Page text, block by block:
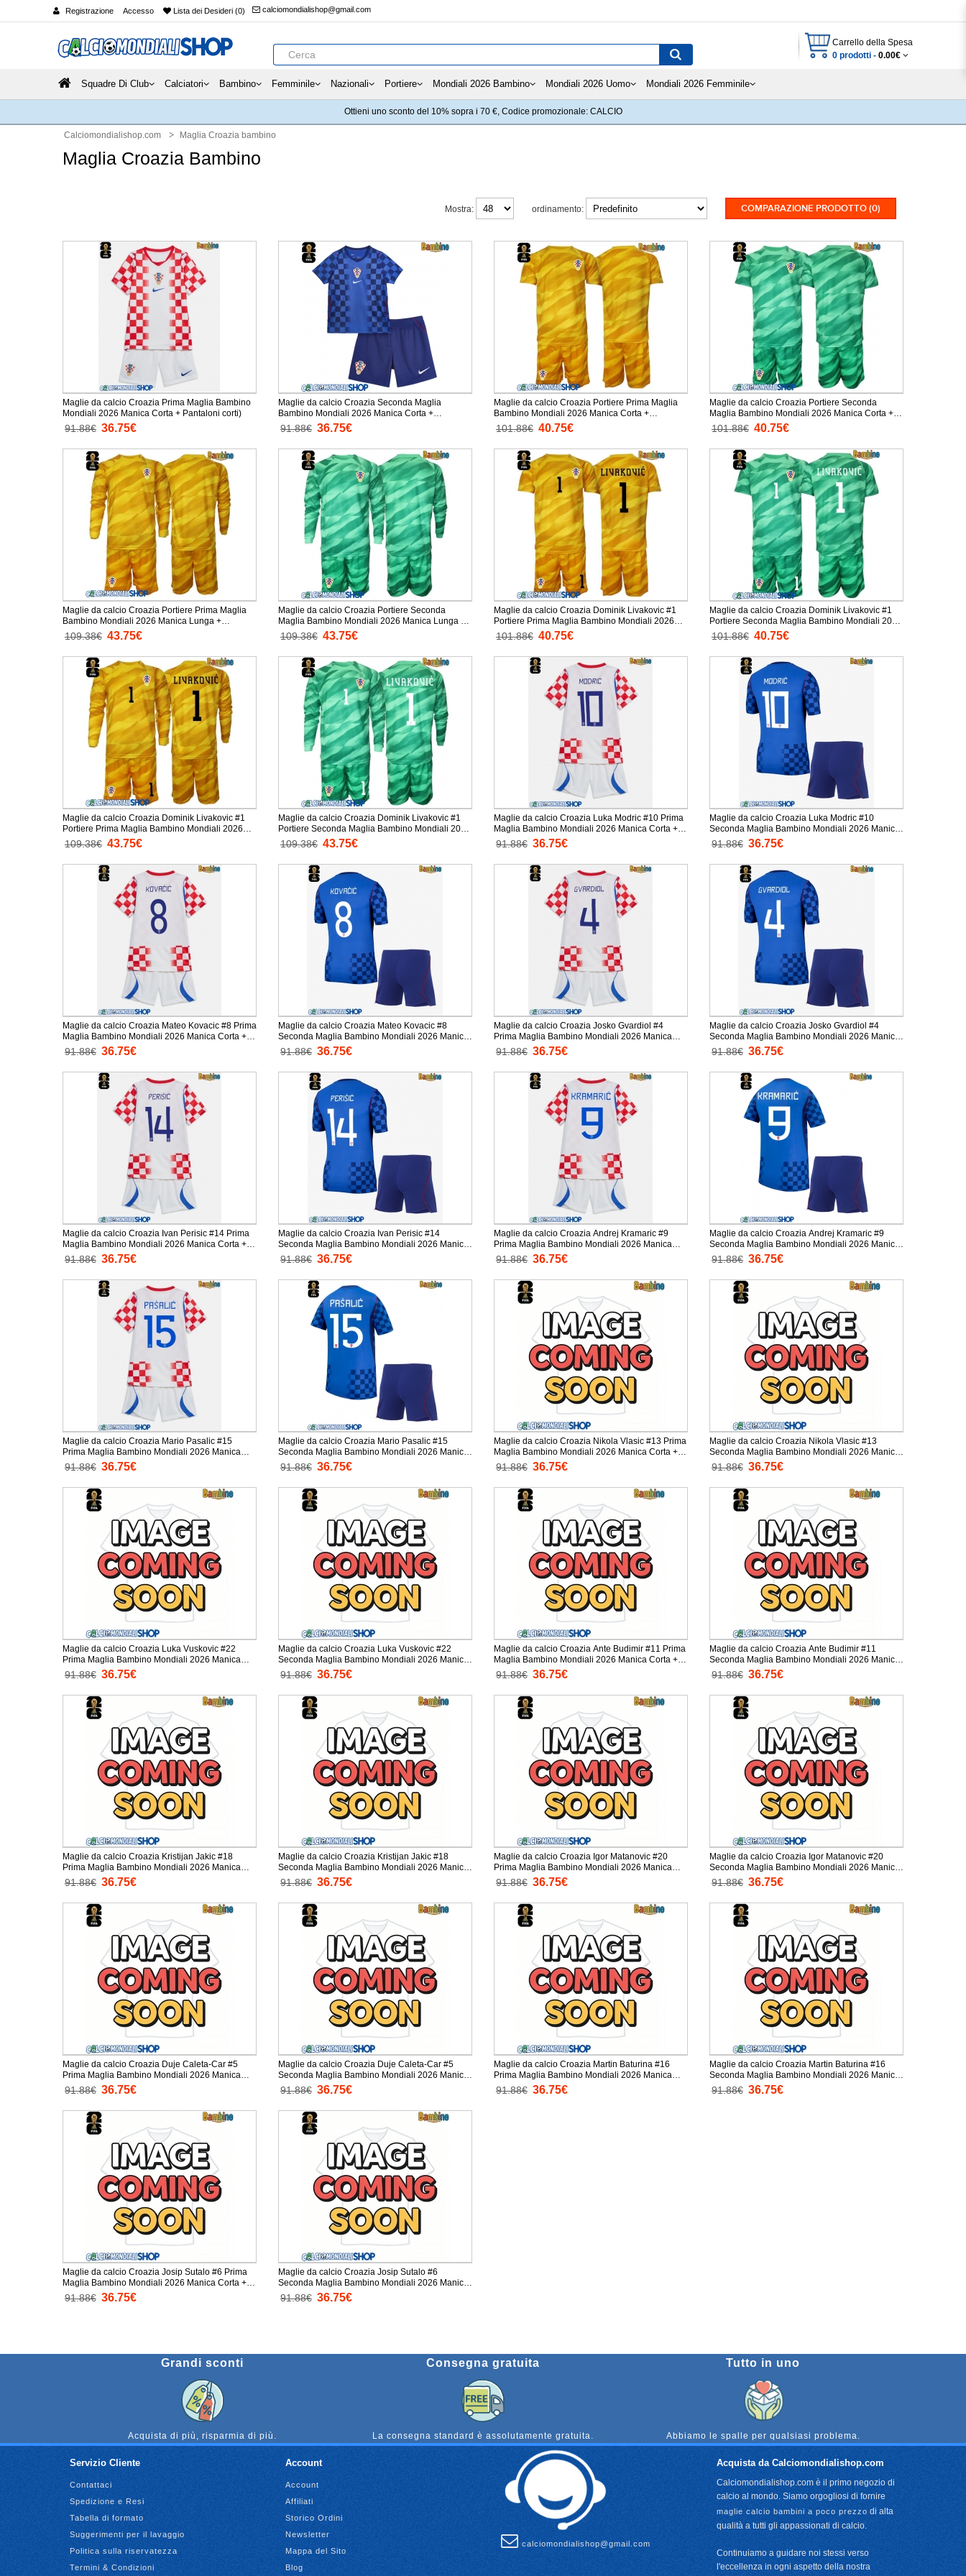
Registrazione Accesso Lista dei Desideri (0) calciomondialishop@gmail.com
Carrello della Spesa
0 prodotti - 0.00€
Squadre Di Club Calciatori Bambino Femminile Nazionali Portiere Mondiali 2026 Bambino Mondiali 2026 Uomo Mondiali 2026 Femminile
Ottieni uno sconto del 10% sopra i 70 €, Codice promozionale: CALCIO
Calciomondialishop.com Maglia Croazia bambino
Maglia Croazia Bambino
COMPARAZIONE PRODOTTO (0)
ordinamento:
Mostra:
Maglie da calcio Croazia Prima Maglia Bambino
Mondiali 2026 Manica Corta + Pantaloni corti)
91.88€ 36.75€
Maglie da calcio Croazia Seconda Maglia
Bambino Mondiali 2026 Manica Corta +
Pantaloni corti)
91.88€ 36.75€
Maglie da calcio Croazia Portiere Prima Maglia
Bambino Mondiali 2026 Manica Corta +
Pantaloni corti)
101.88€ 40.75€
Maglie da calcio Croazia Portiere Seconda
Maglia Bambino Mondiali 2026 Manica Corta +
Pantaloni corti)
101.88€ 40.75€
Maglie da calcio Croazia Portiere Prima Maglia
Bambino Mondiali 2026 Manica Lunga +
Pantaloni corti)
109.38€ 43.75€
Maglie da calcio Croazia Portiere Seconda
Maglia Bambino Mondiali 2026 Manica Lunga +
Pantaloni corti)
109.38€ 43.75€
Maglie da calcio Croazia Dominik Livakovic #1
Portiere Prima Maglia Bambino Mondiali 2026
Manica Corta + Pantaloni corti)
101.88€ 40.75€
Maglie da calcio Croazia Dominik Livakovic #1
Portiere Seconda Maglia Bambino Mondiali 2026
Manica Corta + Pantaloni corti)
101.88€ 40.75€
Maglie da calcio Croazia Dominik Livakovic #1
Portiere Prima Maglia Bambino Mondiali 2026
Manica Lunga + Pantaloni corti)
109.38€ 43.75€
Maglie da calcio Croazia Dominik Livakovic #1
Portiere Seconda Maglia Bambino Mondiali 2026
Manica Lunga + Pantaloni corti)
109.38€ 43.75€
Maglie da calcio Croazia Luka Modric #10 Prima
Maglia Bambino Mondiali 2026 Manica Corta +
Pantaloni corti)
91.88€ 36.75€
Maglie da calcio Croazia Luka Modric #10
Seconda Maglia Bambino Mondiali 2026 Manica
Corta + Pantaloni corti)
91.88€ 36.75€
Maglie da calcio Croazia Mateo Kovacic #8 Prima
Maglia Bambino Mondiali 2026 Manica Corta +
Pantaloni corti)
91.88€ 36.75€
Maglie da calcio Croazia Mateo Kovacic #8
Seconda Maglia Bambino Mondiali 2026 Manica
Corta + Pantaloni corti)
91.88€ 36.75€
Maglie da calcio Croazia Josko Gvardiol #4
Prima Maglia Bambino Mondiali 2026 Manica
Corta + Pantaloni corti)
91.88€ 36.75€
Maglie da calcio Croazia Josko Gvardiol #4
Seconda Maglia Bambino Mondiali 2026 Manica
Corta + Pantaloni corti)
91.88€ 36.75€
Maglie da calcio Croazia Ivan Perisic #14 Prima
Maglia Bambino Mondiali 2026 Manica Corta +
Pantaloni corti)
91.88€ 36.75€
Maglie da calcio Croazia Ivan Perisic #14
Seconda Maglia Bambino Mondiali 2026 Manica
Corta + Pantaloni corti)
91.88€ 36.75€
Maglie da calcio Croazia Andrej Kramaric #9
Prima Maglia Bambino Mondiali 2026 Manica
Corta + Pantaloni corti)
91.88€ 36.75€
Maglie da calcio Croazia Andrej Kramaric #9
Seconda Maglia Bambino Mondiali 2026 Manica
Corta + Pantaloni corti)
91.88€ 36.75€
Maglie da calcio Croazia Mario Pasalic #15
Prima Maglia Bambino Mondiali 2026 Manica
Corta + Pantaloni corti)
91.88€ 36.75€
Maglie da calcio Croazia Mario Pasalic #15
Seconda Maglia Bambino Mondiali 2026 Manica
Corta + Pantaloni corti)
91.88€ 36.75€
Maglie da calcio Croazia Nikola Vlasic #13 Prima
Maglia Bambino Mondiali 2026 Manica Corta +
Pantaloni corti)
91.88€ 36.75€
Maglie da calcio Croazia Nikola Vlasic #13
Seconda Maglia Bambino Mondiali 2026 Manica
Corta + Pantaloni corti)
91.88€ 36.75€
Maglie da calcio Croazia Luka Vuskovic #22
Prima Maglia Bambino Mondiali 2026 Manica
Corta + Pantaloni corti)
91.88€ 36.75€
Maglie da calcio Croazia Luka Vuskovic #22
Seconda Maglia Bambino Mondiali 2026 Manica
Corta + Pantaloni corti)
91.88€ 36.75€
Maglie da calcio Croazia Ante Budimir #11 Prima
Maglia Bambino Mondiali 2026 Manica Corta +
Pantaloni corti)
91.88€ 36.75€
Maglie da calcio Croazia Ante Budimir #11
Seconda Maglia Bambino Mondiali 2026 Manica
Corta + Pantaloni corti)
91.88€ 36.75€
Maglie da calcio Croazia Kristijan Jakic #18
Prima Maglia Bambino Mondiali 2026 Manica
Corta + Pantaloni corti)
91.88€ 36.75€
Maglie da calcio Croazia Kristijan Jakic #18
Seconda Maglia Bambino Mondiali 2026 Manica
Corta + Pantaloni corti)
91.88€ 36.75€
Maglie da calcio Croazia Igor Matanovic #20
Prima Maglia Bambino Mondiali 2026 Manica
Corta + Pantaloni corti)
91.88€ 36.75€
Maglie da calcio Croazia Igor Matanovic #20
Seconda Maglia Bambino Mondiali 2026 Manica
Corta + Pantaloni corti)
91.88€ 36.75€
Maglie da calcio Croazia Duje Caleta-Car #5
Prima Maglia Bambino Mondiali 2026 Manica
Corta + Pantaloni corti)
91.88€ 36.75€
Maglie da calcio Croazia Duje Caleta-Car #5
Seconda Maglia Bambino Mondiali 2026 Manica
Corta + Pantaloni corti)
91.88€ 36.75€
Maglie da calcio Croazia Martin Baturina #16
Prima Maglia Bambino Mondiali 2026 Manica
Corta + Pantaloni corti)
91.88€ 36.75€
Maglie da calcio Croazia Martin Baturina #16
Seconda Maglia Bambino Mondiali 2026 Manica
Corta + Pantaloni corti)
91.88€ 36.75€
Maglie da calcio Croazia Josip Sutalo #6 Prima
Maglia Bambino Mondiali 2026 Manica Corta +
Pantaloni corti)
91.88€ 36.75€
Maglie da calcio Croazia Josip Sutalo #6
Seconda Maglia Bambino Mondiali 2026 Manica
Corta + Pantaloni corti)
91.88€ 36.75€
Grandi sconti
Acquista di più, risparmia di più.
Consegna gratuita
La consegna standard è assolutamente gratuita.
Tutto in uno
Abbiamo le spalle per qualsiasi problema.
Servizio Cliente
Contattaci
Spedizione e Resi
Tabella di formato
Suggerimenti per il lavaggio
Politica sulla riservatezza
Termini & Condizioni
Account
Account
Affiliati
Storico Ordini
Newsletter
Mappa del Sito
Blog
calciomondialishop@gmail.com
Acquista da Calciomondialishop.com
Calciomondialishop.com è il primo negozio di
calcio al mondo. Siamo orgogliosi di fornire
maglie calcio bambini a poco prezzo di alta
qualità a tutti gli appassionati di calcio.
Continuiamo a guidare noi stessi verso
l'eccellenza in ogni aspetto della nostra